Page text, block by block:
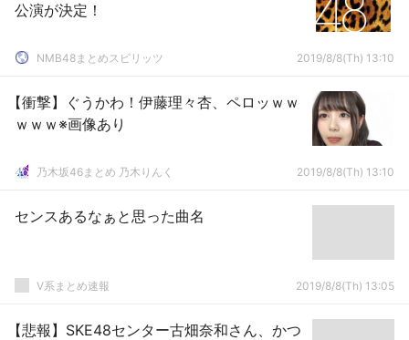
公演が決定！
NMB48まとめスピリッツ 2019/8/8(Th) 13:10
【衝撃】ぐうかわ！伊藤理々杏、ペロッｗｗ
ｗｗｗ※画像あり
乃木坂46まとめ 乃木りんく 2019/8/8(Th) 13:10
センスあるなぁと思った曲名
V系まとめ速報 2019/8/8(Th) 13:05
【悲報】SKE48センター古畑奈和さん、かつ